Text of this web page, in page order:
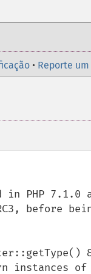
• Reporte
PHP 7.1.0
before
instances of